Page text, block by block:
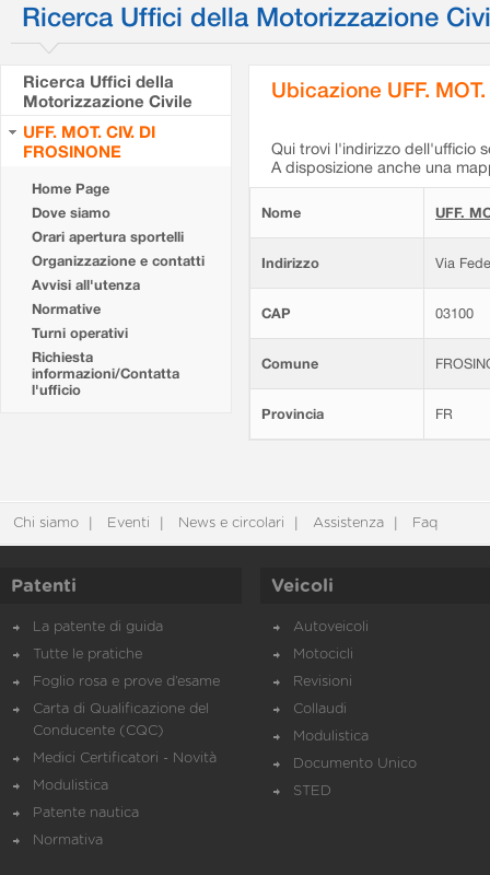
Ricerca Uffici della Motorizzazione
Ricerca Uffici della
Motorizzazione Civile
UFF. MOT. CIV. DI
FROSINONE
Home Page
Dove siamo
Orari apertura sportelli
Organizzazione e contatti
Avvisi all'utenza
Normative
Turni operativi
Richiesta
informazioni/Contatta
l'ufficio
Ubicazione UFF.
Qui trovi l'indirizzo dell'ufficio
A disposizione anche una
Nome UFF.
Indirizzo Via
CAP 03100
Comune
Provincia FR
Chi siamo Eventi News e circolari Assistenza Faq
Patenti
La patente di guida
Tutte le pratiche
Foglio rosa e prove d’esame
Carta di Qualificazione del
Conducente (CQC)
Medici Certificatori - Novità
Modulistica
Patente nautica
Normativa
Veicoli
Autoveicoli
Motocicli
Revisioni
Collaudi
Modulistica
Documento Unico
STED